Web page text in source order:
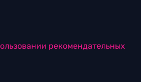
рекомендательных